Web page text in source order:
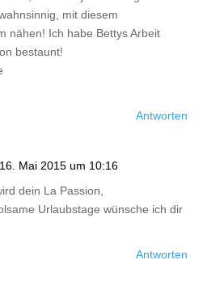
mit diesem
nähen! Ich habe Bettys Arbeit
bestaunt!
Antworten
Mai 2015 um 10:16
dein La Passion,
Urlaubstage wünsche ich dir
Antworten